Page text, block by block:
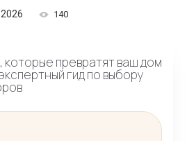
140
которые превратят ваш дом
гид по выбору